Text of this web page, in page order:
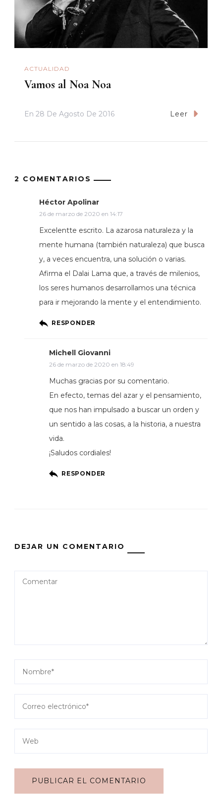
ACTUALIDAD
Vamos al Noa Noa
En 28 De Agosto De 2016 Leer
2 COMENTARIOS
Héctor Apolinar
26 de marzo de 2020 en 14:17
Excelentte escrito. La azarosa naturaleza y la
mente humana (también naturaleza) que busca
y, a veces encuentra, una solución o varias.
Afirma el Dalai Lama que, a través de milenios,
los seres humanos desarrollamos una técnica
para ir mejorando la mente y el entendimiento.
RESPONDER
Michell Giovanni
26 de marzo de 2020 en 18:49
Muchas gracias por su comentario.
En efecto, temas del azar y el pensamiento,
que nos han impulsado a buscar un orden y
un sentido a las cosas, a la historia, a nuestra
vida.
¡Saludos cordiales!
RESPONDER
DEJAR UN COMENTARIO